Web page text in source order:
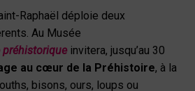
Raphaël déploie deux
Au Musée
préhistorique invitera, jusqu’au 30
au cœur de la Préhistoire, à la
bisons, ours, loups ou